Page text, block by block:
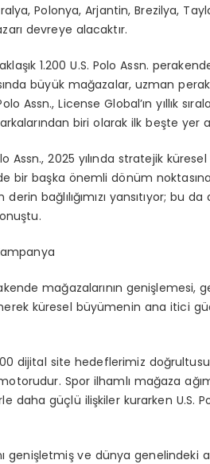
Polonya, Arjantin, Brezilya,
ı devreye alacaktır.
şık 1.200 U.S. Polo Assn.
ında büyük mağazalar, uzman
Assn., License Global’ın yıllık sı
ından biri olarak ilk beşte yer
Assn., 2025 yılında stratejik küresel
bir başka önemli dönüm noktası
derin bağlılığımızı yansıtıyor; bu da
ştu.
mağazalarının genişlemesi,
küresel büyümenin ana itici gü
dijital site hedeflerimiz doğ
Spor ilhamlı mağaza ağı
daha güçlü ilişkiler kurarken U.S.
ıgenişletmişve dünya genelindeki